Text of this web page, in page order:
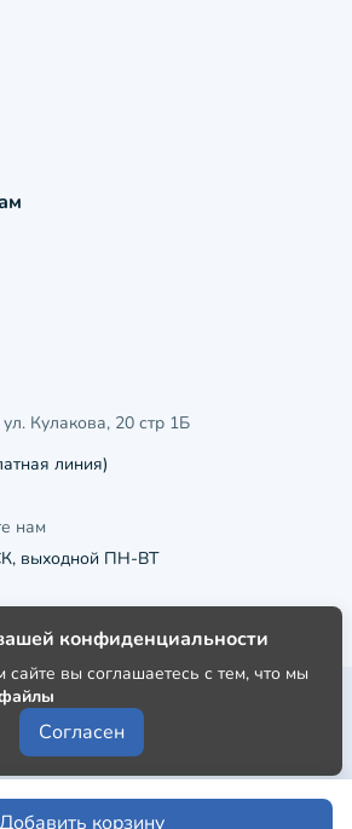
Добавить корзину
Кулакова, 20 стр 1Б
линия)
нам
выходной ПН-ВТ
конфиденциальности
вы соглашаетесь с тем, что мы
Согласен